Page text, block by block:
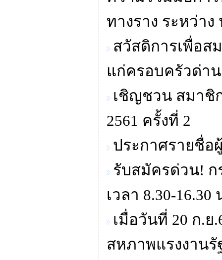
ทางราง ระหว่า
สวัสดิการเพื่อ
แก่ครอบครัวด่าน
เชิญชวน สมาชิ
2561 ครั้งที่ 2
ประกาศรายชื่อ
รับสมัครด่วน! ก
เวลา 8.30-16.30
เมื่อวันที่ 20 ก.
สหภาพแรงงาน